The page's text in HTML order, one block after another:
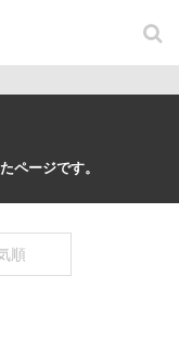
ページです。
順